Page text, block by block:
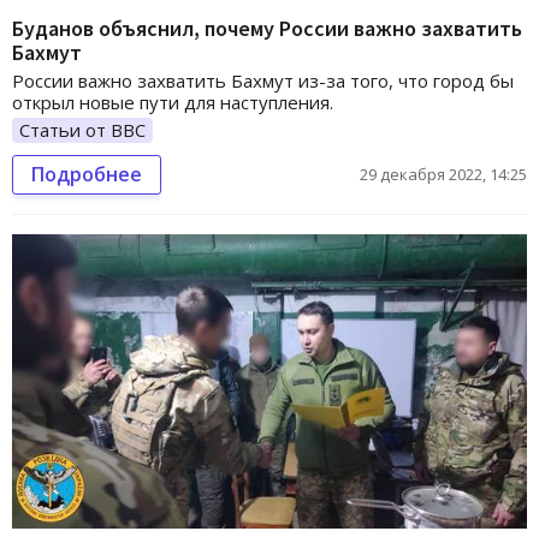
Буданов объяснил, почему России важно захватить
Бахмут
России важно захватить Бахмут из-за того, что город бы
открыл новые пути для наступления.
Статьи от BBC
Подробнее 29 декабря 2022, 14:25